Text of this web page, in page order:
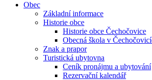
Obec
Základní informace
Historie obce
Historie obce Čechočovice
Obecná škola v
Znak a prapor
Turistická ubytovna
Ceník pronájmu a ubytování
Rezervační kalendář